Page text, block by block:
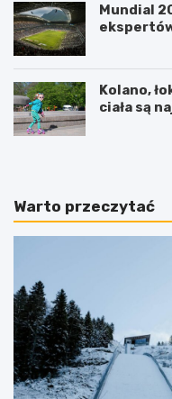
Mundial
Kolano,
ciała są
Warto przeczytać